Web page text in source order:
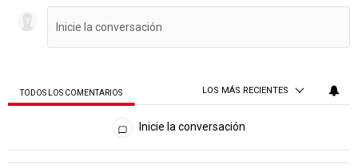
TODOS LOS COMENTARIOS LOS MÁS RECIENTES
Todos los comentarios
Inicie la conversación